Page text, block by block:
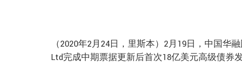
（2020年2月24日，里斯本）2月19日，中国华
Ltd完成中期票据更新后首次18亿美元高级债券